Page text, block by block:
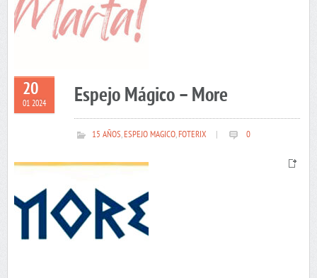
20
01 2024 Espejo Mágico – More
15 AÑOS,ESPEJO MAGICO,FOTERIX 0